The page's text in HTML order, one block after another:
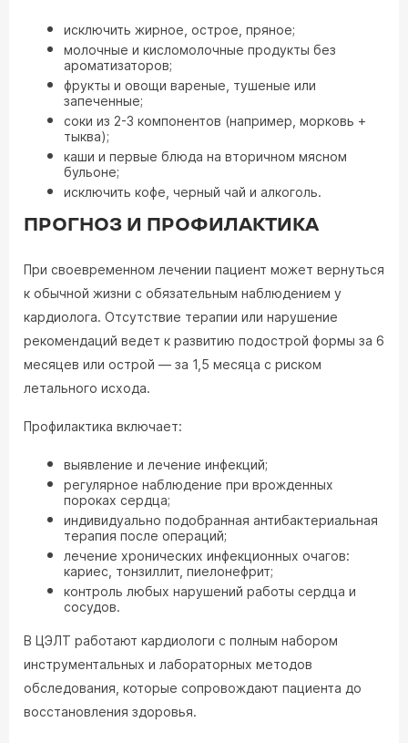
исключить жирное, острое, пряное;
молочные и кисломолочные продукты без
ароматизаторов;
фрукты и овощи вареные, тушеные или
запеченные;
соки из 2-3 компонентов (например, морковь +
тыква);
каши и первые блюда на вторичном мясном
бульоне;
исключить кофе, черный чай и алкоголь.
ПРОГНОЗ И ПРОФИЛАКТИКА
При своевременном лечении пациент может вернуться
к обычной жизни с обязательным наблюдением у
кардиолога. Отсутствие терапии или нарушение
рекомендаций ведет к развитию подострой формы за 6
месяцев или острой — за 1,5 месяца с риском
летального исхода.
Профилактика включает:
выявление и лечение инфекций;
регулярное наблюдение при врожденных
пороках сердца;
индивидуально подобранная антибактериальная
терапия после операций;
лечение хронических инфекционных очагов:
кариес, тонзиллит, пиелонефрит;
контроль любых нарушений работы сердца и
сосудов.
В ЦЭЛТ работают кардиологи с полным набором
инструментальных и лабораторных методов
обследования, которые сопровождают пациента до
восстановления здоровья.